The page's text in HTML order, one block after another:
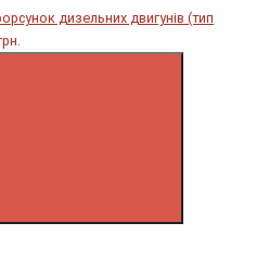
дизельних двигунів (тип